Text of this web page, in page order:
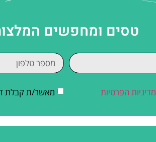
טסים ומחפשים
מדיניות הפרטיות מאשר/ת קבלת